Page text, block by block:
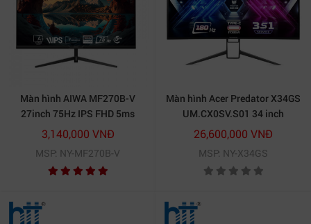
Màn hình AIWA MF270B-V
27inch 75Hz IPS FHD 5ms
3,140,000 VNĐ
MSP: NY-MF270B-V
Màn hình Acer Predator X34GS
UM.CX0SV.S01 34 inch
Ultrawide QHD IPS 144Hz
Cong
26,600,000 VNĐ
MSP: NY-X34GS